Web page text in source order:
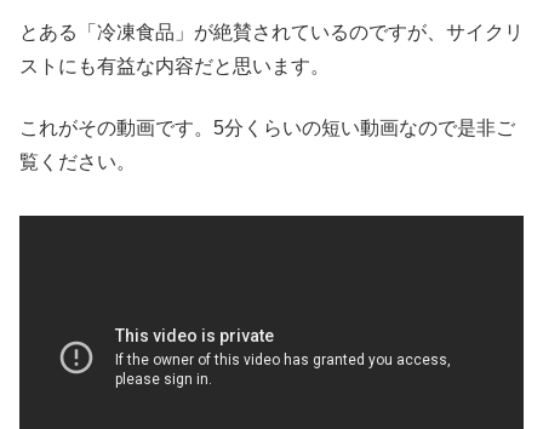
とある「冷凍食品」が絶賛されているのですが、サイクリ
ストにも有益な内容だと思います。
これがその動画です。5分くらいの短い動画なので是非ご
覧ください。